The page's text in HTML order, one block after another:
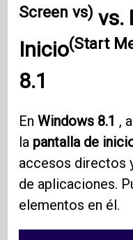
Screen vs) vs.
Inicio(Start
8.1
EnWindows 8.1 ,
la pantalla de
accesos directos
de aplicaciones.
elementos en él.